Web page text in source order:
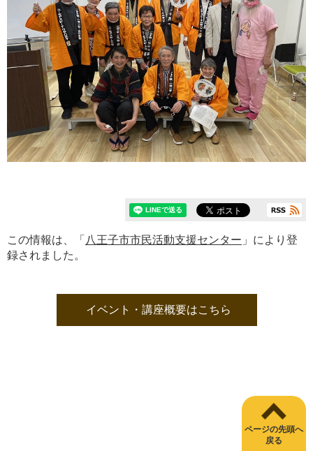
この情報は、「 八王子市市民活動支援センター 」により登
録されました。
イベント・講座概要はこちら
ページの先頭へ
戻る